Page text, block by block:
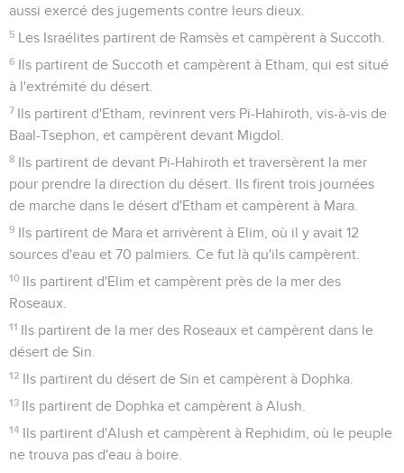
Canaan, apprit l'arrivée des Israélites.
41 Ils partirent du mont Hor et campèrent à Tsalmona.
42 Ils partirent de Tsalmona et campèrent à Punon.
Ils partirent d'Oboth et campèrent à Ijjé-Abarim, sur la
Ils partirent d'Ijjé-Abarim et campèrent à Dibon-Gad.
46
Ils partirent de Dibon-Gad et campèrent à Almon-
Diblathaïm.
Ils partirent d'Almon-Diblathaïm et campèrent sur les
montagnes d'Abarim, devant Nebo.
48
Ils partirent des montagnes d'Abarim et campèrent dans
les plaines de Moab, près du Jourdain, vis-à-vis de Jéricho.
49 Ils campèrent près du Jourdain, depuis Beth-Jeshimoth
jusqu'à Abel-Sittim, dans les plaines de Moab.
Ordres du Seigneur pour le partage de
Canaan